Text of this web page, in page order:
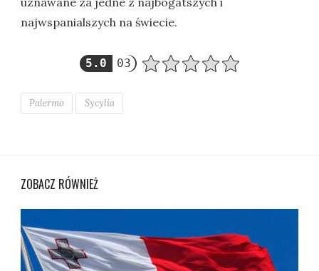
najwspanialszych na świecie.
5.0 03
Palermo Sycylia
ZOBACZ RÓWNIEŻ